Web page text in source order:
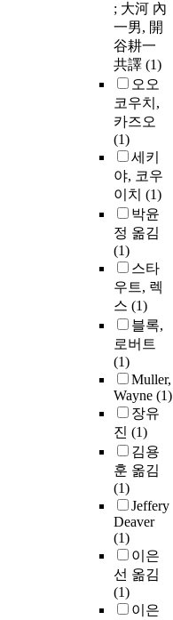
; 大河 內
一男, 開
谷耕一
共譯 (1)
오오
코우치,
카즈오
(1)
세키
야, 코우
이치 (1)
박윤
정 옮김
(1)
스타
우트, 렉
스 (1)
블록,
로버트
(1)
Muller,
Wayne (1)
장유
진 (1)
김용
훈 옮김
(1)
Jeffery
Deaver
(1)
이은
선 옮김
(1)
이은